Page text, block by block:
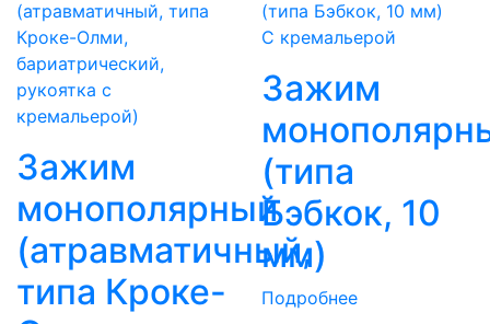
Зажим
монополярный
(атравматичный,
типа Кроке-
С кремальерой
Зажим
(типа
Бэбкок, 10
мм)
Подробнее